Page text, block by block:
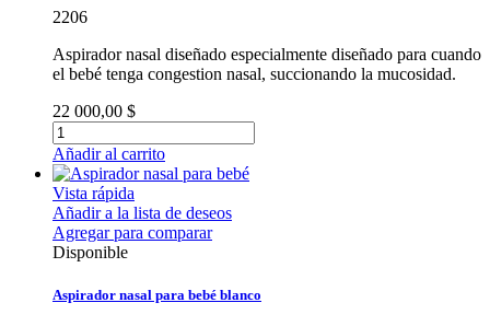
2206
Aspirador nasal diseñado especialmente diseñado para cuando
el bebé tenga congestion nasal, succionando la mucosidad.
22 000,00 $
Añadir al carrito
Vista rápida
Añadir a la lista de deseos
Agregar para comparar
Disponible
Aspirador nasal para bebé blanco